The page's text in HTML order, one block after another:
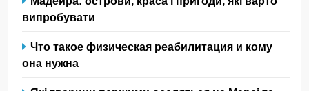
випробувати
Что такое физическая реабилитация и кому
она нужна